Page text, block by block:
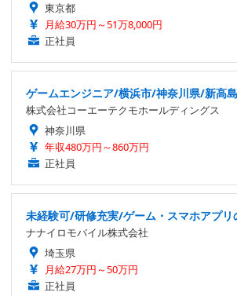
東京都
月給30万円～51万8,000円
正社員
ゲームエンジニア/横浜市/神奈川県/新高
株式会社コーエーテクモホールディングス
神奈川県
年収480万円～860万円
正社員
未経験可/研修充実/ゲーム・スマホアプリ
ナナイロモバイル株式会社
埼玉県
月給27万円～50万円
正社員